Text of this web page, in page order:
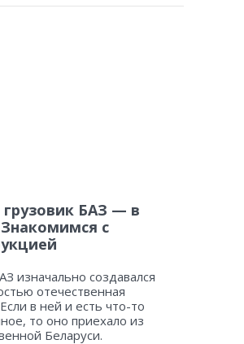
БАЗ — в
с
изначально создавался
отечественная
в ней и есть что-то
то оно приехало из
Беларуси.